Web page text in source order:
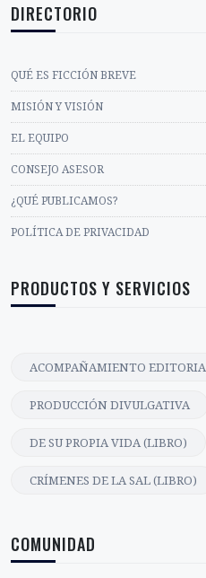
DIRECTORIO
QUÉ ES FICCIÓN BREVE
MISIÓN Y VISIÓN
EL EQUIPO
CONSEJO ASESOR
¿QUÉ PUBLICAMOS?
POLÍTICA DE PRIVACIDAD
PRODUCTOS Y SERVICIOS
ACOMPAÑAMIENTO
PRODUCCIÓN DIVULGATIVA
DE SU PROPIA VIDA (LIBRO)
CRÍMENES DE LA SAL (LIBRO)
COMUNIDAD